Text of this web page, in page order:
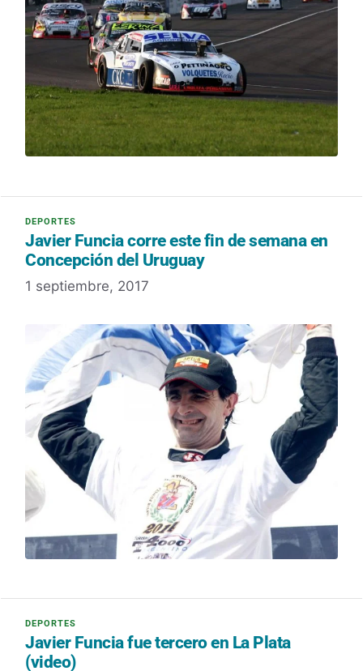
Javier Funcia corre este fin de semana en
Concepción del Uruguay
1 septiembre, 2017
Javier Funcia fue tercero en La Plata
(video)